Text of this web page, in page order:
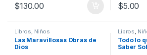
$130.00 $5.00
Libros Niños
Las Maravillosas Obras de
Dios
Libros
Todo lo
Saber